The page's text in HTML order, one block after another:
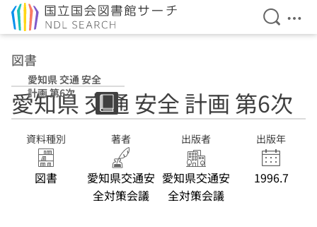
検索を
メ
図書
愛知県 交通 安全
計画 第6次
愛知県 交通 安全 計画 第6次
資料種別
図書
著者
愛知県交通安
全対策会議
出版者
愛知県交通安
全対策会議
出版年
1996.7